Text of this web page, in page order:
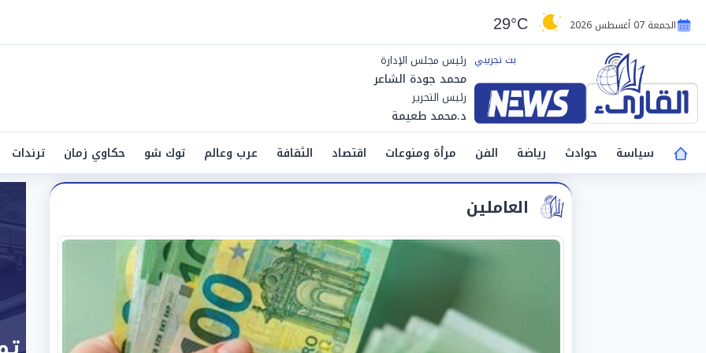
الجمعة 07 أغسطس 2026 29°C
رئيس مجلس الإدارة
محمد جودة الشاعر
رئيس التحرير
د.محمد طعيمة
سياسة
حوادث رياضة الفن مرأة ومنوعات اقتصاد الثقافة عرب وعالم توك شو حكاوي زمان ترندات
العاملين